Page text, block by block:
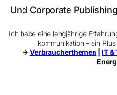
Und Corporate
Ich habe eine langjährige
kommunikation – ein
→ Verbraucherthemen IT &